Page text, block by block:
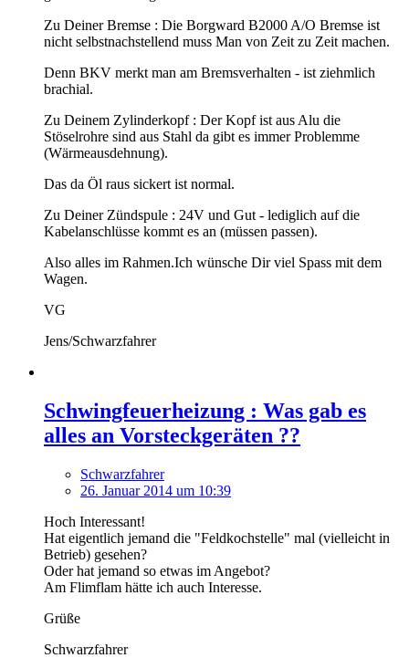
Zu Deiner Bremse : Die Borgward B2000 A/O Bremse ist
nicht selbstnachstellend muss Man von Zeit zu Zeit machen.
Denn BKV merkt man am Bremsverhalten - ist ziehmlich
brachial.
Zu Deinem Zylinderkopf : Der Kopf ist aus Alu die
Stöselrohre sind aus Stahl da gibt es immer Problemme
(Wärmeausdehnung).
Das da Öl raus sickert ist normal.
Zu Deiner Zündspule : 24V und Gut - lediglich auf die
Kabelanschlüsse kommt es an (müssen passen).
Also alles im Rahmen.Ich wünsche Dir viel Spass mit dem
Wagen.
VG
Jens/Schwarzfahrer
Schwingfeuerheizung : Was gab es
alles an Vorsteckgeräten ??
Schwarzfahrer
26. Januar 2014 um 10:39
Hoch Interessant!
Hat eigentlich jemand die "Feldkochstelle" mal (vielleicht in
Betrieb) gesehen?
Oder hat jemand so etwas im Angebot?
Am Flimflam hätte ich auch Interesse.
Grüße
Schwarzfahrer